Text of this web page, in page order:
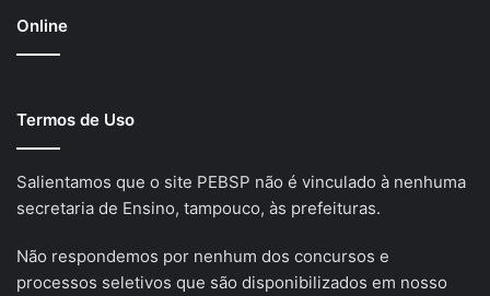
Online
Termos de Uso
Salientamos que o site PEBSP não é vinculado à nenhuma
secretaria de Ensino, tampouco, às prefeituras.
Não respondemos por nenhum dos concursos e
processos seletivos que são disponibilizados em nosso